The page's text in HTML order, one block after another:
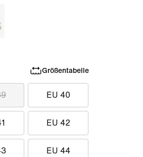
Größentabelle
EU 40
EU 42
EU 44